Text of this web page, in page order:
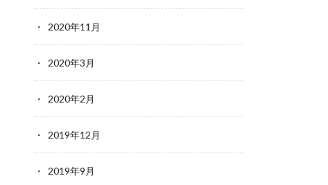
2020年11月
2020年3月
2020年2月
2019年12月
2019年9月